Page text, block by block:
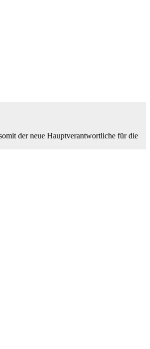
der neue Hauptverantwortliche für die